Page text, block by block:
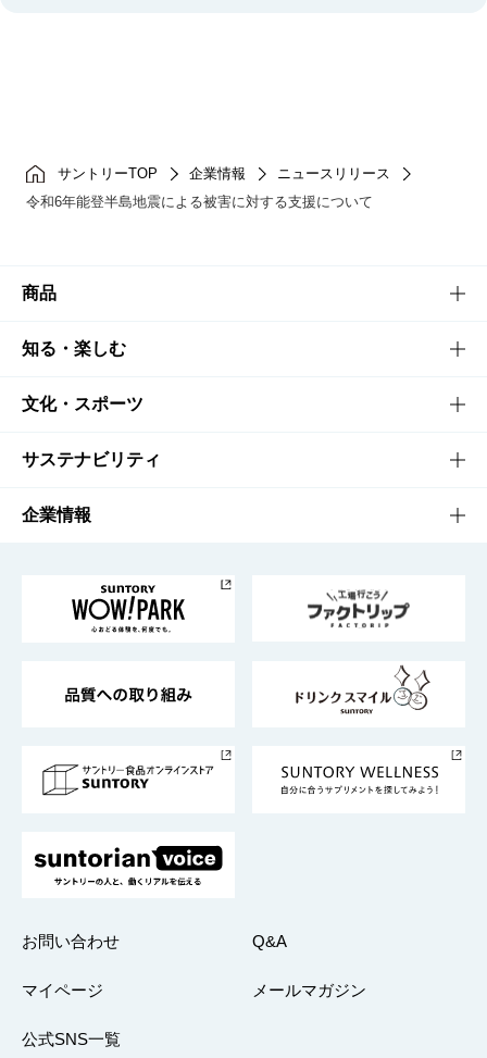
サントリーTOP 企業情報
ニュースリリース
令和6年能登半島地震による被害に対する支援について
商品
商品TOP
商品一覧
商品発売情報
栄養成分一覧
知る・楽しむ
知る・楽しむTOP
キャンペーン
工場見学
地域情報
文化・スポーツ
文化・スポーツTOP
サントリーホール
サントリーサンバーズ大阪
サステナビリティ
サステナビリティTOP
サントリーが考えるサステナビリティ経営
企業情報
企業概要
採用情報
お問い合わせ Q&A
マイページ メールマガジン
公式SNS一覧